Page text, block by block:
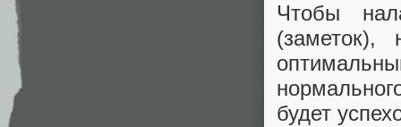
Чтобы
(заметок),
будет